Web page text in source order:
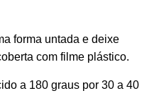
forma untada e deixe
com filme plástico.
a 180 graus por 30 a 40